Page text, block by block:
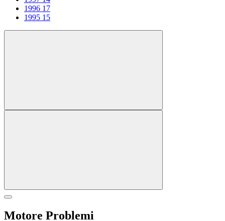
1996 17
1995 15
Motore Problemi